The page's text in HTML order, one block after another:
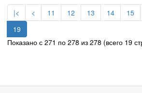
|< < 11 12 13 14 15
19
Показано с 271 по 278 из 278 (всего 19